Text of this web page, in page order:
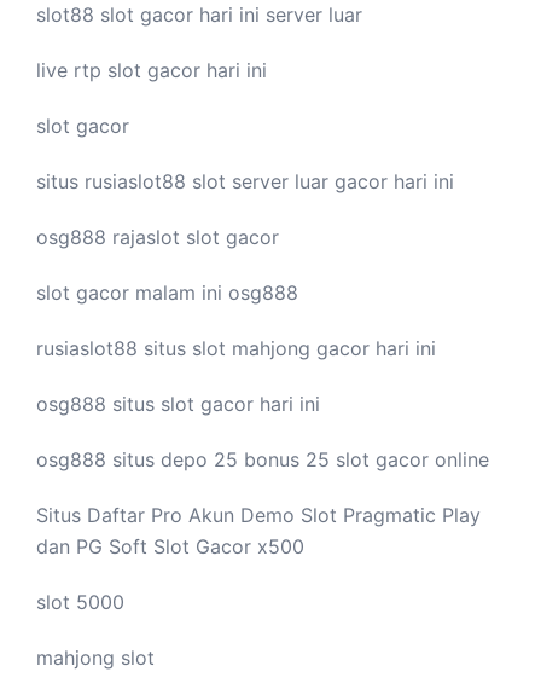
slot88 slot gacor hari ini server luar
live rtp slot gacor hari ini
slot gacor
situs rusiaslot88 slot server luar gacor hari ini
osg888 rajaslot slot gacor
slot gacor malam ini osg888
rusiaslot88 situs slot mahjong gacor hari ini
osg888 situs slot gacor hari ini
osg888 situs depo 25 bonus 25 slot gacor online
Situs Daftar Pro Akun Demo Slot Pragmatic Play
dan PG Soft Slot Gacor x500
slot 5000
mahjong slot